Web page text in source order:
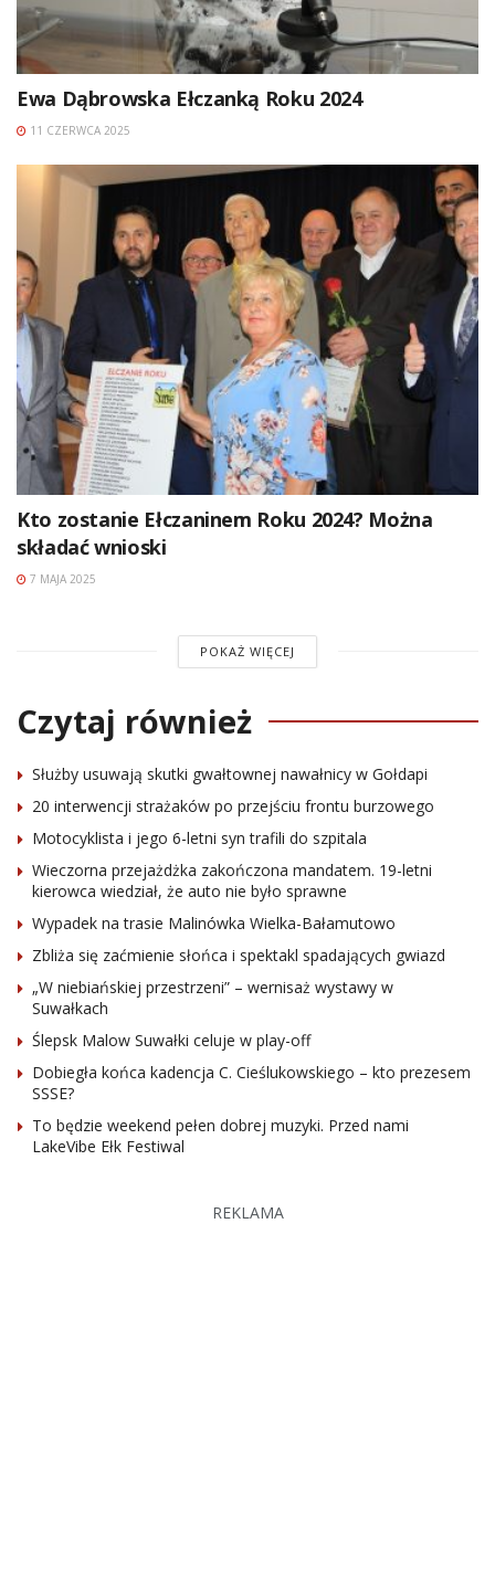
Ewa Dąbrowska Ełczanką Roku 2024
11 CZERWCA 2025
Kto zostanie Ełczaninem Roku 2024? Można
składać wnioski
7 MAJA 2025
POKAŻ WIĘCEJ
Czytaj również
Służby usuwają skutki gwałtownej nawałnicy w Gołdapi
20 interwencji strażaków po przejściu frontu burzowego
Motocyklista i jego 6-letni syn trafili do szpitala
Wieczorna przejażdżka zakończona mandatem. 19-letni
kierowca wiedział, że auto nie było sprawne
Wypadek na trasie Malinówka Wielka-Bałamutowo
Zbliża się zaćmienie słońca i spektakl spadających gwiazd
„W niebiańskiej przestrzeni” – wernisaż wystawy w
Suwałkach
Ślepsk Malow Suwałki celuje w play-off
Dobiegła końca kadencja C. Cieślukowskiego – kto prezesem
SSSE?
To będzie weekend pełen dobrej muzyki. Przed nami
LakeVibe Ełk Festiwal
REKLAMA